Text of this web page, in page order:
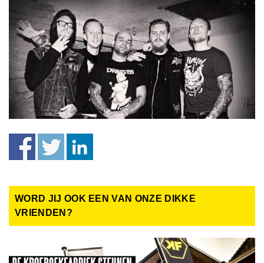
WORD JIJ OOK EEN VAN ONZE DIKKE
VRIENDEN?